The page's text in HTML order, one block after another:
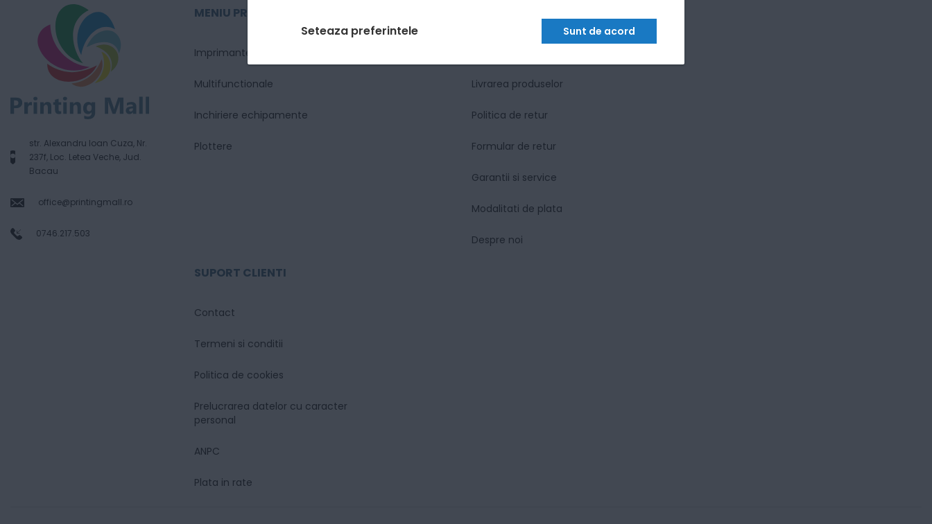
Seteaza preferintele Sunt de acord
str. Alexandru Ioan Cuza, Nr.
237f, Loc. Letea Veche, Jud.
Bacau
office@printingmall.ro
0746.217.503
MENIU PRINCIPAL
Imprimante
Multifunctionale
Inchiriere echipamente
Plottere
Livrarea produselor
Politica de retur
Formular de retur
Garantii si service
Modalitati de plata
Despre noi
SUPORT CLIENTI
Contact
Termeni si conditii
Politica de cookies
Prelucrarea datelor cu caracter
personal
ANPC
Plata in rate